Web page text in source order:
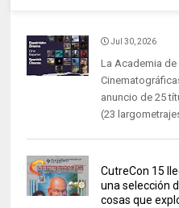
Jul 30, 2026
La Academia
anuncio de 25
(23
CutreCon 15
una selección
cosas que